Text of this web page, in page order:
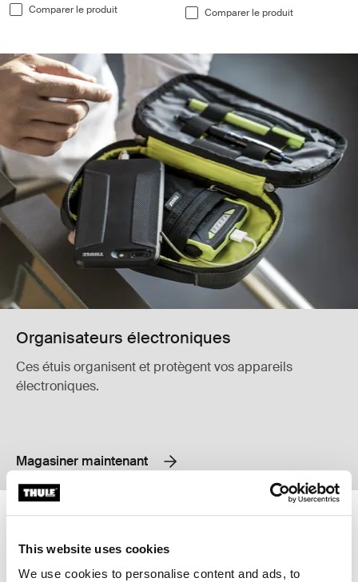
This website uses cookies
We use cookies to personalise content and ads, to
Comparer le produit
Comparer le produit
Organisateurs électroniques
Ces étuis organisent et protègent vos appareils
électroniques.
Magasiner maintenant
Thule Gauntlet Thule Gauntlet